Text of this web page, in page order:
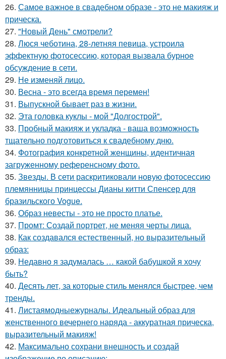
26. Самое важное в свадебном образе - это не макияж и
прическа.
27. "Новый День" смотрели?
28. Люся чеботина, 28-летняя певица, устроила
эффектную фотосессию, которая вызвала бурное
обсуждение в сети.
29. Не изменяй лицо.
30. Весна - это всегда время перемен!
31. Выпускной бывает раз в жизни.
32. Эта головка куклы - мой "Долгострой".
33. Пробный макияж и укладка - ваша возможность
тщательно подготовиться к свадебному дню.
34. Фотография конкретной женщины, идентичная
загруженному референсному фото.
35. Звезды. В сети раскритиковали новую фотосессию
племянницы принцессы Дианы китти Спенсер для
бразильского Vogue.
36. Образ невесты - это не просто платье.
37. Промт: Создай портрет, не меняя черты лица.
38. Как создавался естественный, но выразительный
образ:
39. Недавно я задумалась … какой бабушкой я хочу
быть?
40. Десять лет, за которые стиль менялся быстрее, чем
тренды.
41. Листаямодныежурналы. Идеальный образ для
женственного вечернего наряда - аккуратная прическа,
выразительный макияж!
42. Максимально сохрани внешность и создай